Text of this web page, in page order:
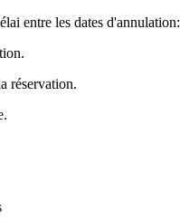
entre les dates d'annulation:
réservation.